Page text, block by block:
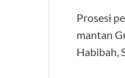
Prosesi
mantan
Habibah,